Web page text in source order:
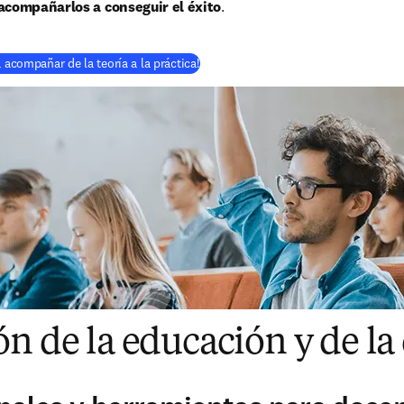
a conseguir el éxito.
de la teoría a la práctica!
de la educación y de la